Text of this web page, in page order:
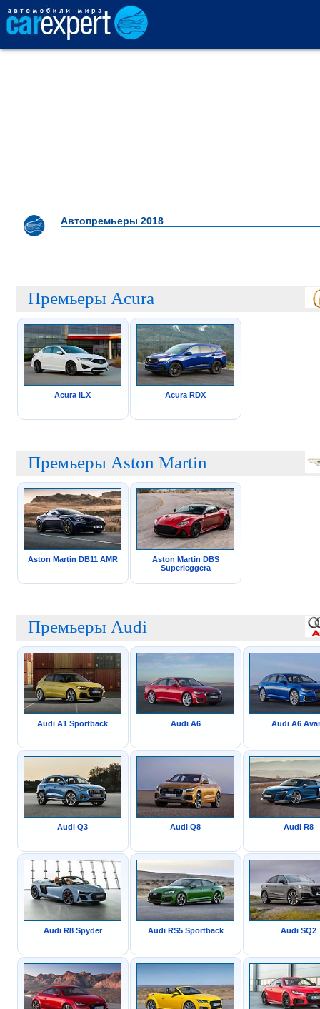
Автопремьеры 2018
Премьеры Acura
Acura ILX Acura RDX
Премьеры Aston Martin
Aston Martin DB11 AMR
Aston Martin DBS
Superleggera
Премьеры Audi
Audi A1 Sportback Audi A6 Audi A6
Audi Q3 Audi Q8 Audi R8
Audi R8 Spyder Audi RS5 Sportback Audi SQ2